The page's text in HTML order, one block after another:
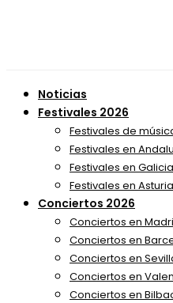
Noticias
Festivales 2026
Festivales de
Festivales en
Festivales en Galicia
Festivales en
Conciertos 2026
Conciertos en
Conciertos en
Conciertos en
Conciertos en
Conciertos en